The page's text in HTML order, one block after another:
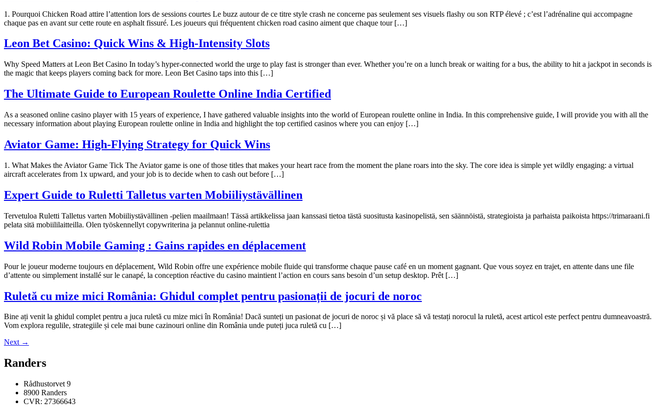
1. Pourquoi Chicken Road attire l’attention lors de sessions courtes Le buzz autour de ce titre style crash ne concerne pas seulement ses visuels flashy ou son RTP élevé ; c’est l’adrénaline qui accompagne
chaque pas en avant sur cette route en asphalt fissuré. Les joueurs qui fréquentent chicken road casino aiment que chaque tour […]
Leon Bet Casino: Quick Wins & High‑Intensity Slots
Why Speed Matters at Leon Bet Casino In today’s hyper‑connected world the urge to play fast is stronger than ever. Whether you’re on a lunch break or waiting for a bus, the ability to hit a jackpot in seconds is
the magic that keeps players coming back for more. Leon Bet Casino taps into this […]
The Ultimate Guide to European Roulette Online India Certified
As a seasoned online casino player with 15 years of experience, I have gathered valuable insights into the world of European roulette online in India. In this comprehensive guide, I will provide you with all the
necessary information about playing European roulette online in India and highlight the top certified casinos where you can enjoy […]
Aviator Game: High‑Flying Strategy for Quick Wins
1. What Makes the Aviator Game Tick The Aviator game is one of those titles that makes your heart race from the moment the plane roars into the sky. The core idea is simple yet wildly engaging: a virtual
aircraft accelerates from 1x upward, and your job is to decide when to cash out before […]
Expert Guide to Ruletti Talletus varten Mobiiliystävällinen
Tervetuloa Ruletti Talletus varten Mobiiliystävällinen -pelien maailmaan! Tässä artikkelissa jaan kanssasi tietoa tästä suositusta kasinopelistä, sen säännöistä, strategioista ja parhaista paikoista https://trimaraani.fi
pelata sitä mobiililaitteilla. Olen työskennellyt copywriterina ja pelannut online-rulettia
Wild Robin Mobile Gaming : Gains rapides en déplacement
Pour le joueur moderne toujours en déplacement, Wild Robin offre une expérience mobile fluide qui transforme chaque pause café en un moment gagnant. Que vous soyez en trajet, en attente dans une file
d’attente ou simplement installé sur le canapé, la conception réactive du casino maintient l’action en cours sans besoin d’un setup desktop. Prêt […]
Ruletă cu mize mici România: Ghidul complet pentru pasionații de jocuri de noroc
Bine ați venit la ghidul complet pentru a juca ruletă cu mize mici în România! Dacă sunteți un pasionat de jocuri de noroc și vă place să vă testați norocul la ruletă, acest articol este perfect pentru dumneavoastră.
Vom explora regulile, strategiile și cele mai bune cazinouri online din România unde puteți juca ruletă cu […]
Next →
Randers
Rådhustorvet 9
8900 Randers
CVR: 27366643